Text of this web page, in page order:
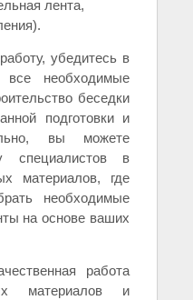
лента,
убедитесь в
необходимые
беседки
подготовки и
вы можете
специалистов в
материалов, где
необходимые
на основе ваших
работа
материалов и